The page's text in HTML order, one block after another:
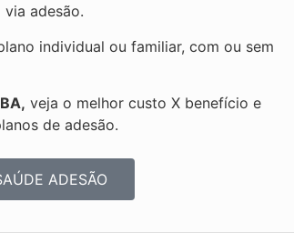
adesão.
individual ou familiar, com ou sem
veja o melhor custo X benefício e
de adesão.
ADESÃO